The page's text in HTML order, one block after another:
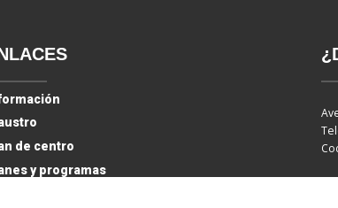
de centro
y programas